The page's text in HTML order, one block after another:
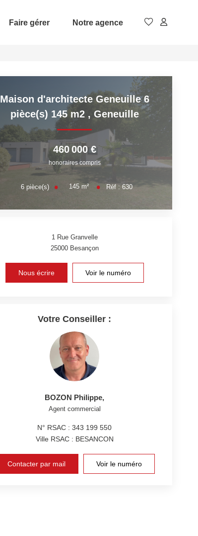
Faire gérer Notre agence
Maison d'architecte Geneuille 6
pièce(s) 145 m2 , Geneuille
460 000 €
honoraires compris
6 pièce(s) 145 m² Réf : 630
1 Rue Granvelle
25000 Besançon
Nous écrire Voir le numéro
Votre Conseiller :
BOZON Philippe,
Agent commercial
N° RSAC : 343 199 550
Ville RSAC : BESANCON
Contacter par mail Voir le numéro